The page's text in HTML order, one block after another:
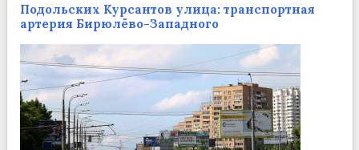
Подольских Курсантов улица: транспортная
артерия Бирюлёво-Западного